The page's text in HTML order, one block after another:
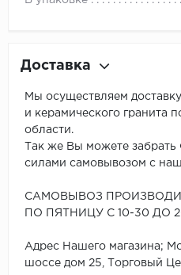
Доставка
Мы осуществляем
и керамического гранита
области.
Так же Вы можете забрать
силами самовывозом с
САМОВЫВОЗ
ПО ПЯТНИЦУ С 10-30 ДО
Адрес Нашего магазина;
шоссе дом 25, Торговый